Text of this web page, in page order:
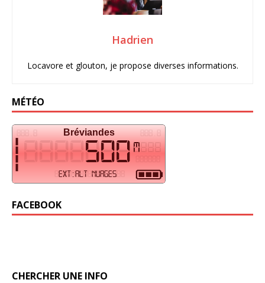
Hadrien
Locavore et glouton, je propose diverses informations.
MÉTÉO
FACEBOOK
CHERCHER UNE INFO